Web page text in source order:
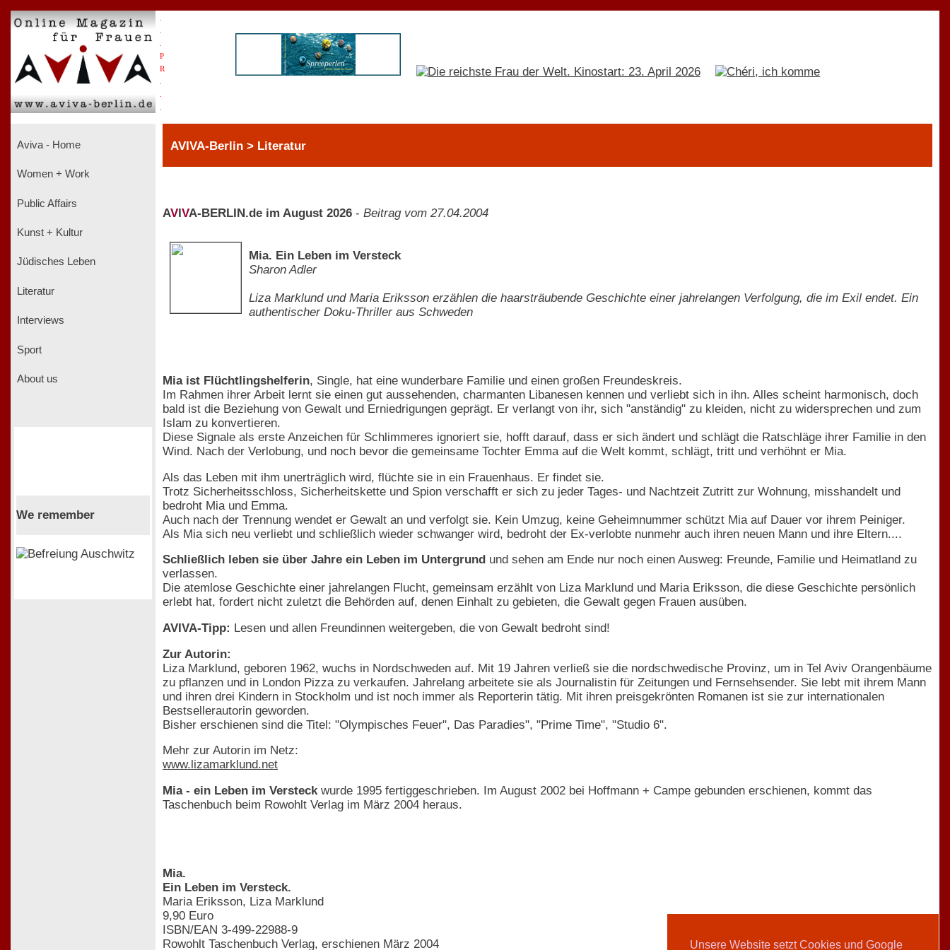
Unsere Website setzt Cookies und Google
P
R
Aviva - Home
Women + Work
Public Affairs
Kunst + Kultur
Jüdisches Leben
Literatur
Interviews
Sport
About us
We remember
AVIVA-Berlin > Literatur
AV VA-BERLIN.de im August 2026 - Beitrag vom 27.04.2004
Mia. Ein Leben im Versteck
Sharon Adler
Liza Marklund und Maria Eriksson erzählen die haarsträubende Geschichte einer jahrelangen Verfolgung, die im Exil endet. Ein
authentischer Doku-Thriller aus Schweden
Mia ist Flüchtlingshelferin, Single, hat eine wunderbare Familie und einen großen Freundeskreis.
Im Rahmen ihrer Arbeit lernt sie einen gut aussehenden, charmanten Libanesen kennen und verliebt sich in ihn. Alles scheint harmonisch, doch
bald ist die Beziehung von Gewalt und Erniedrigungen geprägt. Er verlangt von ihr, sich "anständig" zu kleiden, nicht zu widersprechen und zum
Islam zu konvertieren.
Diese Signale als erste Anzeichen für Schlimmeres ignoriert sie, hofft darauf, dass er sich ändert und schlägt die Ratschläge ihrer Familie in den
Wind. Nach der Verlobung, und noch bevor die gemeinsame Tochter Emma auf die Welt kommt, schlägt, tritt und verhöhnt er Mia.
Als das Leben mit ihm unerträglich wird, flüchte sie in ein Frauenhaus. Er findet sie.
Trotz Sicherheitsschloss, Sicherheitskette und Spion verschafft er sich zu jeder Tages- und Nachtzeit Zutritt zur Wohnung, misshandelt und
bedroht Mia und Emma.
Auch nach der Trennung wendet er Gewalt an und verfolgt sie. Kein Umzug, keine Geheimnummer schützt Mia auf Dauer vor ihrem Peiniger.
Als Mia sich neu verliebt und schließlich wieder schwanger wird, bedroht der Ex-verlobte nunmehr auch ihren neuen Mann und ihre Eltern....
Schließlich leben sie über Jahre ein Leben im Untergrund und sehen am Ende nur noch einen Ausweg: Freunde, Familie und Heimatland zu
verlassen.
Die atemlose Geschichte einer jahrelangen Flucht, gemeinsam erzählt von Liza Marklund und Maria Eriksson, die diese Geschichte persönlich
erlebt hat, fordert nicht zuletzt die Behörden auf, denen Einhalt zu gebieten, die Gewalt gegen Frauen ausüben.
AVIVA-Tipp: Lesen und allen Freundinnen weitergeben, die von Gewalt bedroht sind!
Zur Autorin:
Liza Marklund, geboren 1962, wuchs in Nordschweden auf. Mit 19 Jahren verließ sie die nordschwedische Provinz, um in Tel Aviv Orangenbäume
zu pflanzen und in London Pizza zu verkaufen. Jahrelang arbeitete sie als Journalistin für Zeitungen und Fernsehsender. Sie lebt mit ihrem Mann
und ihren drei Kindern in Stockholm und ist noch immer als Reporterin tätig. Mit ihren preisgekrönten Romanen ist sie zur internationalen
Bestsellerautorin geworden.
Bisher erschienen sind die Titel: "Olympisches Feuer", Das Paradies", "Prime Time", "Studio 6".
Mehr zur Autorin im Netz:
www.lizamarklund.net
Mia - ein Leben im Versteckwurde 1995 fertiggeschrieben. Im August 2002 bei Hoffmann + Campe gebunden erschienen, kommt das
Taschenbuch beim Rowohlt Verlag im März 2004 heraus.
Mia.
Ein Leben im Versteck.
Maria Eriksson, Liza Marklund
9,90 Euro
ISBN/EAN 3-499-22988-9
Rowohlt Taschenbuch Verlag, erschienen März 2004